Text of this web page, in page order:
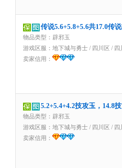
传说5.6+5.8+5.6共17.0传
物品类型：辟邪玉
游戏区服： 地下城与勇士 / 四川区 / 四
卖家信用：
5.2+5.4+4.2技攻玉，14.8
物品类型：辟邪玉
游戏区服： 地下城与勇士 / 四川区 / 四
卖家信用：